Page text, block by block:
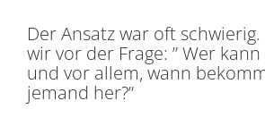
Der Ansatz war oft
wir vor der Frage: ” Wer
und vor allem, wann
jemand her?”